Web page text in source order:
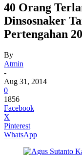
40 Orang
Dinsosnaker
Pertengahan
By
Atmin
-
Aug 31, 2014
0
1856
Facebook
X
Pinterest
WhatsApp